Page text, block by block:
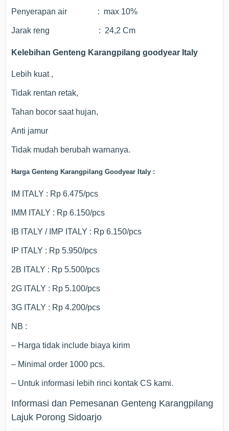
Penyerapan air : max 10%
Jarak reng : 24,2 Cm
Kelebihan Genteng Karangpilang goodyear Italy
Lebih kuat ,
Tidak rentan retak,
Tahan bocor saat hujan,
Anti jamur
Tidak mudah berubah warnanya.
Harga Genteng Karangpilang Goodyear Italy :
IM ITALY : Rp 6.475/pcs
IMM ITALY : Rp 6.150/pcs
IB ITALY / IMP ITALY : Rp 6.150/pcs
IP ITALY : Rp 5.950/pcs
2B ITALY : Rp 5.500/pcs
2G ITALY : Rp 5.100/pcs
3G ITALY : Rp 4.200/pcs
NB :
– Harga tidak include biaya kirim
– Minimal order 1000 pcs.
– Untuk informasi lebih rinci kontak CS kami.
Informasi dan Pemesanan Genteng Karangpilang
Lajuk Porong Sidoarjo